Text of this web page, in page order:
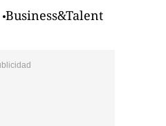
Business&Talent